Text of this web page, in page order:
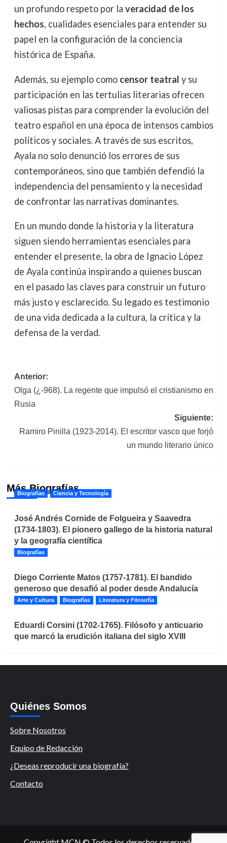
un profundo respeto por la veracidad de los
hechos, cualidades esenciales para entender su
papel en la configuración de la conciencia
histórica de España.
Además, su ejemplo como censor teatral y su
participación en las tertulias literarias ofrecen
valiosas pistas para comprender la evolución del
teatro español en una época de intensos cambios
políticos y sociales. A través de sus escritos,
Ayala no solo denunció los errores de sus
contemporáneos, sino que también defendió la
independencia del pensamiento y la necesidad
de confrontar las narrativas dominantes.
En un mundo donde la historia y la literatura
siguen siendo herramientas esenciales para
entender el presente, la obra de Ignacio López
de Ayala continúa inspirando a quienes buscan
en el pasado las claves para construir un futuro
más justo y esclarecido. Su legado es testimonio
de una vida dedicada a la cultura, la crítica y la
defensa de la verdad.
Navegación
de
Anterior:
Olga (¿-968). La regente que impulsó el cristianismo en
Rusia
Siguiente:
Ramiro Pinilla (1923-2014). El escritor vasco que forjó
un mundo literario único
Más Biografías
Biografías Ciencia y Tecnología
José Andrés Cornide de Folgueira y Saavedra
(1734-1803). El pionero gallego de la historia natural
y la geografía científica
Biografías
Diego Corriente Matos (1757-1781). El bandido
generoso que desafió al poder desde Andalucía
Arte y Cultura Biografías Literatura y Filosofía
Eduardi Corsini (1702-1765). Filósofo y anticuario
que marcó la erudición italiana del siglo XVIII
Quiénes Somos
Sobre Nosotros
Equipo de Redacción
¿Deseas reproducir una biografía?
Contacto